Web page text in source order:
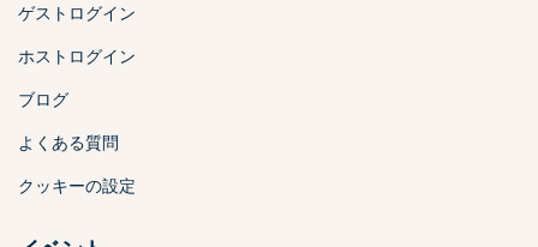
ゲストログイン
ホストログイン
ブログ
よくある質問
クッキーの設定